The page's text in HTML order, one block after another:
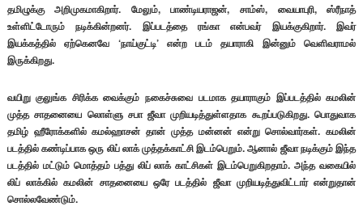
தமிழுக்கு அறிமுகமாகிறார். மேலும், பாண்டியராஜன், சாம்ஸ், வையாபுரி, ஸ்ரீநாத்
உள்ளிட்டோரும் நடிக்கின்றனர். இப்படத்தை ரங்கா என்பவர் இயக்குகிறார். இவர்
இயக்கத்தில் ஏற்கெனவே ‘நாய்குட்டி’ என்ற படம் தயாராகி இன்னும் வெளிவராமல்
இருக்கிறது.
வயிறு குலுங்க சிரிக்க வைக்கும் நகைச்சுவை படமாக தயாராகும் இப்படத்தில் கமலின்
முத்த சாதனையை லொள்ளு சபா ஜீவா முறியடித்துள்ளதாக கூறப்படுகிறது. பொதுவாக
தமிழ் ஹீரோக்களில் கமல்ஹாசன் தான் முத்த மன்னன் என்று சொல்வார்கள். கமலின்
படத்தில் கண்டிப்பாக ஒரு லிப் லாக் முத்தக்காட்சி இடம்பெறும். ஆனால் ஜீவா நடிக்கும் இந்த
படத்தில் மட்டும் மொத்தம் பத்து லிப் லாக் காட்சிகள் இடம்பெறுகிறதாம். அந்த வகையில்
லிப் லாக்கில் கமலின் சாதனையை ஒரே படத்தில் ஜீவா முறியடித்துவிட்டார் என்றுதான்
சொல்லவேண்டும்.